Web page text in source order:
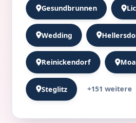
Gesundbrunnen
Wedding
Reinickendorf
Steglitz +151 weitere